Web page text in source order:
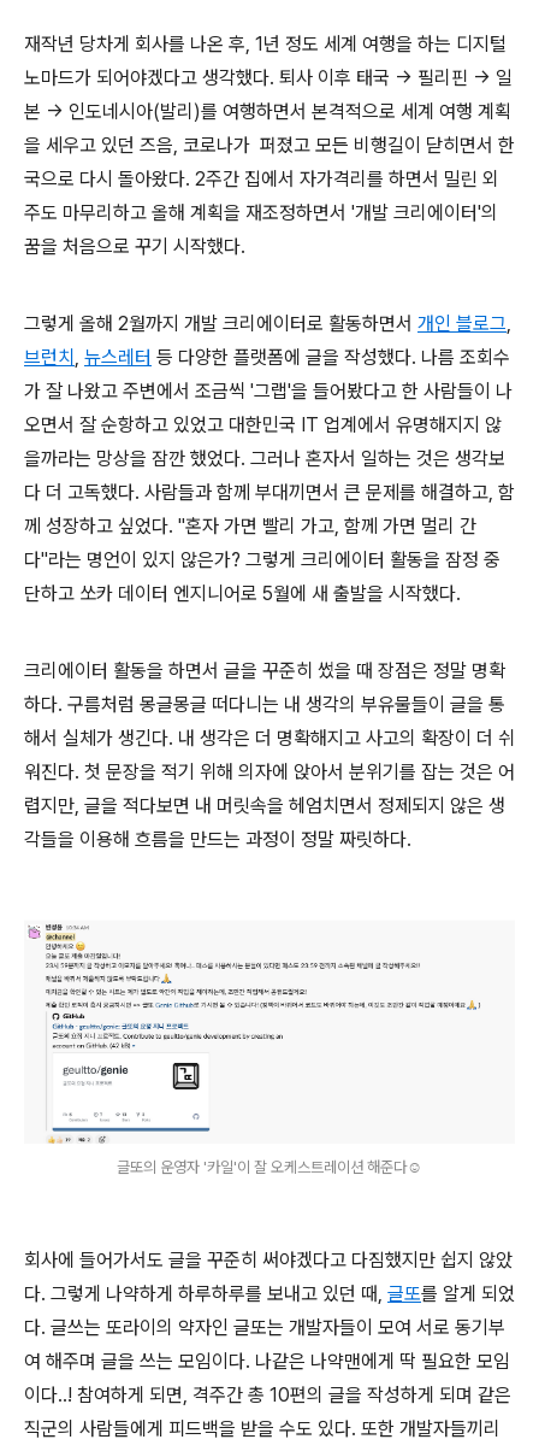
재작년 당차게 회사를 나온 후, 1년 정도 세계 여행을 하는 디지털
노마드가 되어야겠다고 생각했다. 퇴사 이후 태국 → 필리핀 → 일
본 → 인도네시아(발리)를 여행하면서 본격적으로 세계 여행 계획
을 세우고 있던 즈음, 코로나가 퍼졌고 모든 비행길이 닫히면서 한
국으로 다시 돌아왔다. 2주간 집에서 자가격리를 하면서 밀린 외
주도 마무리하고 올해 계획을 재조정하면서 '개발 크리에이터'의
꿈을 처음으로 꾸기 시작했다.
그렇게 올해 2월까지 개발 크리에이터로 활동하면서 개인 블로그,
브런치, 뉴스레터 등 다양한 플랫폼에 글을 작성했다. 나름 조회수
가 잘 나왔고 주변에서 조금씩 '그랩'을 들어봤다고 한 사람들이 나
오면서 잘 순항하고 있었고 대한민국 IT 업계에서 유명해지지 않
을까라는 망상을 잠깐 했었다. 그러나 혼자서 일하는 것은 생각보
다 더 고독했다. 사람들과 함께 부대끼면서 큰 문제를 해결하고, 함
께 성장하고 싶었다. "혼자 가면 빨리 가고, 함께 가면 멀리 간
다"라는 명언이 있지 않은가? 그렇게 크리에이터 활동을 잠정 중
단하고 쏘카 데이터 엔지니어로 5월에 새 출발을 시작했다.
크리에이터 활동을 하면서 글을 꾸준히 썼을 때 장점은 정말 명확
하다. 구름처럼 몽글몽글 떠다니는 내 생각의 부유물들이 글을 통
해서 실체가 생긴다. 내 생각은 더 명확해지고 사고의 확장이 더 쉬
워진다. 첫 문장을 적기 위해 의자에 앉아서 분위기를 잡는 것은 어
렵지만, 글을 적다보면 내 머릿속을 헤엄치면서 정제되지 않은 생
각들을 이용해 흐름을 만드는 과정이 정말 짜릿하다.
글또의 운영자 '카일'이 잘 오케스트레이션 해준다☺️
회사에 들어가서도 글을 꾸준히 써야겠다고 다짐했지만 쉽지 않았
다. 그렇게 나약하게 하루하루를 보내고 있던 때, 글또를 알게 되었
다. 글쓰는 또라이의 약자인 글또는 개발자들이 모여 서로 동기부
여 해주며 글을 쓰는 모임이다. 나같은 나약맨에게 딱 필요한 모임
이다..! 참여하게 되면, 격주간 총 10편의 글을 작성하게 되며 같은
직군의 사람들에게 피드백을 받을 수도 있다. 또한 개발자들끼리